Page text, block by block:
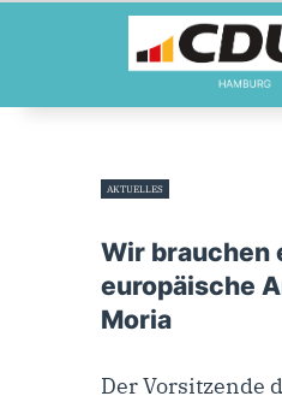
MOIN!
AKTUELLES
PARLAMENTE
KONTAKT
SPENDEN
MITGLIED
AKTUELLES
Wir brauchen
europäische
Moria
Der Vorsitzende